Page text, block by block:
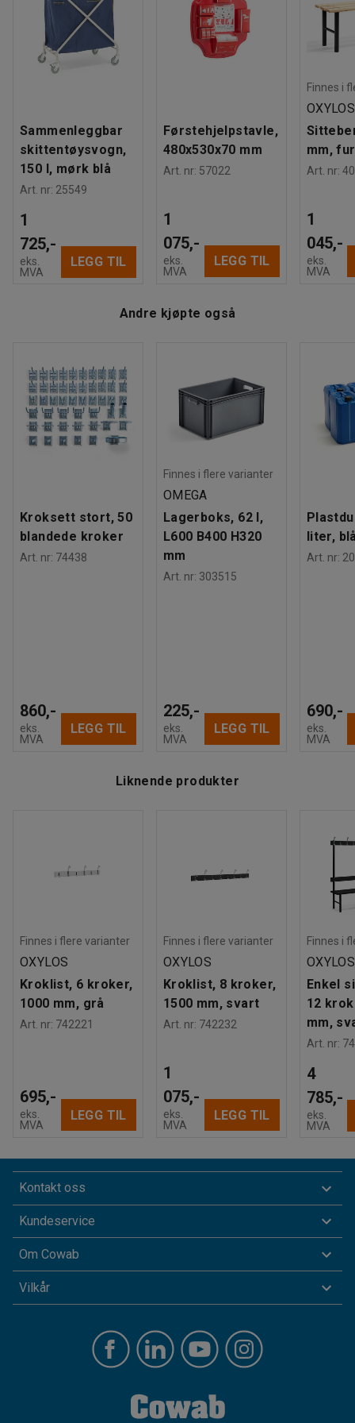
Sammenleggbar
skittentøysvogn,
150 l, mørk blå
Art. nr: 25549
1
725,-
eks.
MVA
LEGG TIL
Førstehjelpstavle,
480x530x70 mm
Art. nr: 57022
1
075,-
eks.
MVA
LEGG TIL
Finnes i
OXYLOS
mm,
Art. nr:
1
045,-
eks.
MVA
Andre kjøpte også
Kroksett stort, 50
blandede kroker
Art. nr: 74438
860,-
eks.
MVA
LEGG TIL
Finnes i flere varianter
OMEGA
Lagerboks, 62 l,
L600 B400 H320
mm
Art. nr: 303515
225,-
eks.
MVA
LEGG TIL
liter,
Art. nr:
690,-
eks.
MVA
Liknende produkter
Finnes i flere varianter
OXYLOS
Kroklist, 6 kroker,
1000 mm, grå
Art. nr: 742221
695,-
eks.
MVA
LEGG TIL
Finnes i flere varianter
OXYLOS
Kroklist, 8 kroker,
1500 mm, svart
Art. nr: 742232
1
075,-
eks.
MVA
LEGG TIL
Finnes i
OXYLOS
Enkel
12
mm,
Art. nr:
4
785,-
eks.
MVA
Kontakt oss
Kundeservice
Om Cowab
Vilkår